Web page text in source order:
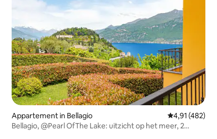
Appartement in Bellagio Gemiddelde
4,91 (482)
Bellagio, @Pearl OfThe Lake: uitzicht op het meer, 2